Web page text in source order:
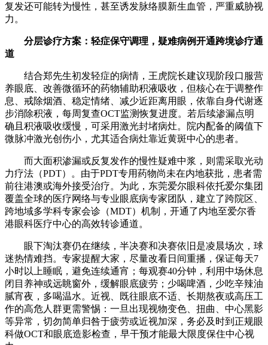
复发还可能转为慢性，甚至诱发脉络膜新生血管，严重威胁视
力。
分层诊疗方案：轻症保守调理，疑难病例开通跨境诊疗通
道
结合郑先生初发轻症的病情，王虎院长建议现阶段口服营
养眼底、改善微循环的药物辅助积液吸收，但核心在于调整作
息、戒除烟酒、稳定情绪、减少近距离用眼，依靠自身代谢逐
步消除积液，每周复查OCT监测恢复进度。若后续渗漏点明
确且积液吸收缓慢，可采用激光封堵病灶。院内配备的阈值下
微脉冲激光创伤小，尤其适合病灶靠近黄斑中心的患者。
而大面积渗漏或反复发作的慢性疑难中浆，则需采取光动
力疗法（PDT）。由于PDT专用药物尚未在内地获批，患者需
前往港澳或海外接受治疗。为此，东莞爱尔眼科依托爱尔集团
覆盖全球的医疗网络与专业眼底病专家团队，建立了跨院区、
跨地域多学科专家会诊（MDT）机制，开通了内地至爱尔香
港眼科医疗中心的高效转诊通道。
眼下淘汰赛仍在继续，半决赛和决赛依旧是凌晨场次，球
迷热情难挡。专家提醒大家，尽量改看日间重播，保证每天7
小时以上睡眠，避免连续通宵；每观赛40分钟，利用中场休息
闭目养神或远眺窗外，缓解眼底疲劳；少喝啤酒，少吃辛辣油
腻宵夜，多喝温水。近视、既往眼底不适、长期熬夜或高压工
作的高危人群更需警惕：一旦出现视物变色、扭曲、中心黑影
等异常，切勿简单归咎于疲劳或近视加深，务必及时到正规眼
科做OCT和眼底造影检查，早干预才能最大限度保住中心视